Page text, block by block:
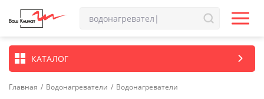
КАТАЛОГ
Главная / Водонагреватели / Водонагреватели